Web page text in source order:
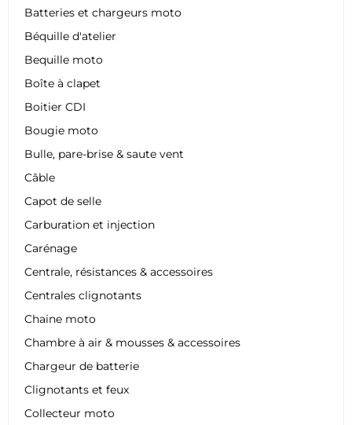
Batteries et chargeurs moto
Béquille d'atelier
Bequille moto
Boîte à clapet
Boitier CDI
Bougie moto
Bulle, pare-brise & saute vent
Câble
Capot de selle
Carburation et injection
Carénage
Centrale, résistances & accessoires
Centrales clignotants
Chaine moto
Chambre à air & mousses & accessoires
Chargeur de batterie
Clignotants et feux
Collecteur moto